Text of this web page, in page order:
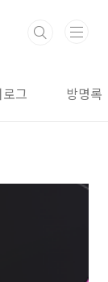
그 방명록